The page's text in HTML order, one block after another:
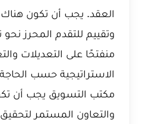
العقد. يجب أن تكون هناك
وتقييم للتقدم المحرز
منفتحًا على التعديلات
الاستراتيجية حسب
مكتب التسويق يجب أن
والتعاون المستمر